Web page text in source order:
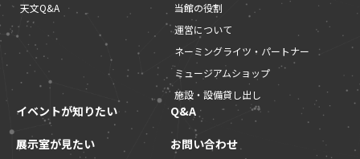
天文Q&A
当館の役割
運営について
ネーミングライツ・パートナー
ミュージアムショップ
施設・設備貸し出し
イベントが知りたい
展示室が見たい
Q&A
お問い合わせ